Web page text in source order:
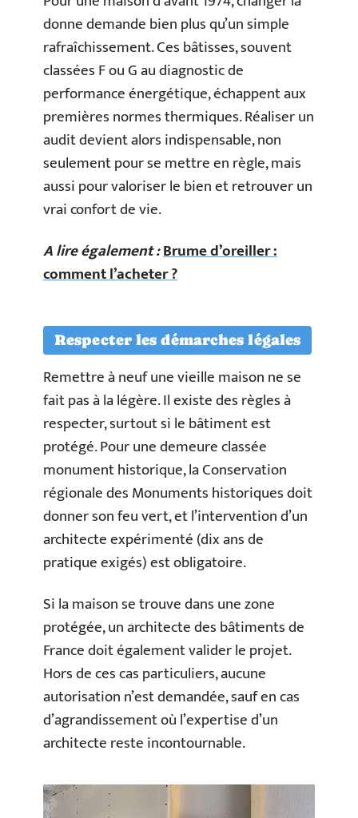
donne demande bien plus qu’un simple
rafraîchissement. Ces bâtisses, souvent
classées F ou G au diagnostic de
performance énergétique, échappent aux
premières normes thermiques. Réaliser un
audit devient alors indispensable, non
seulement pour se mettre en règle, mais
aussi pour valoriser le bien et retrouver un
vrai confort de vie.
A lire également :Brume d’oreiller :
comment l’acheter ?
Respecter les démarches légales
Remettre à neuf une vieille maison ne se
fait pas à la légère. Il existe des règles à
respecter, surtout si le bâtiment est
protégé. Pour une demeure classée
monument historique, la Conservation
régionale des Monuments historiques doit
donner son feu vert, et l’intervention d’un
architecte expérimenté (dix ans de
pratique exigés) est obligatoire.
Si la maison se trouve dans une zone
protégée, un architecte des bâtiments de
France doit également valider le projet.
Hors de ces cas particuliers, aucune
autorisation n’est demandée, sauf en cas
d’agrandissement où l’expertise d’un
architecte reste incontournable.